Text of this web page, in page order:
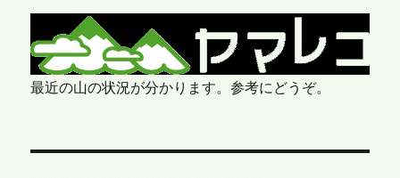
最近の山の状況が分かります。参考にどうぞ。